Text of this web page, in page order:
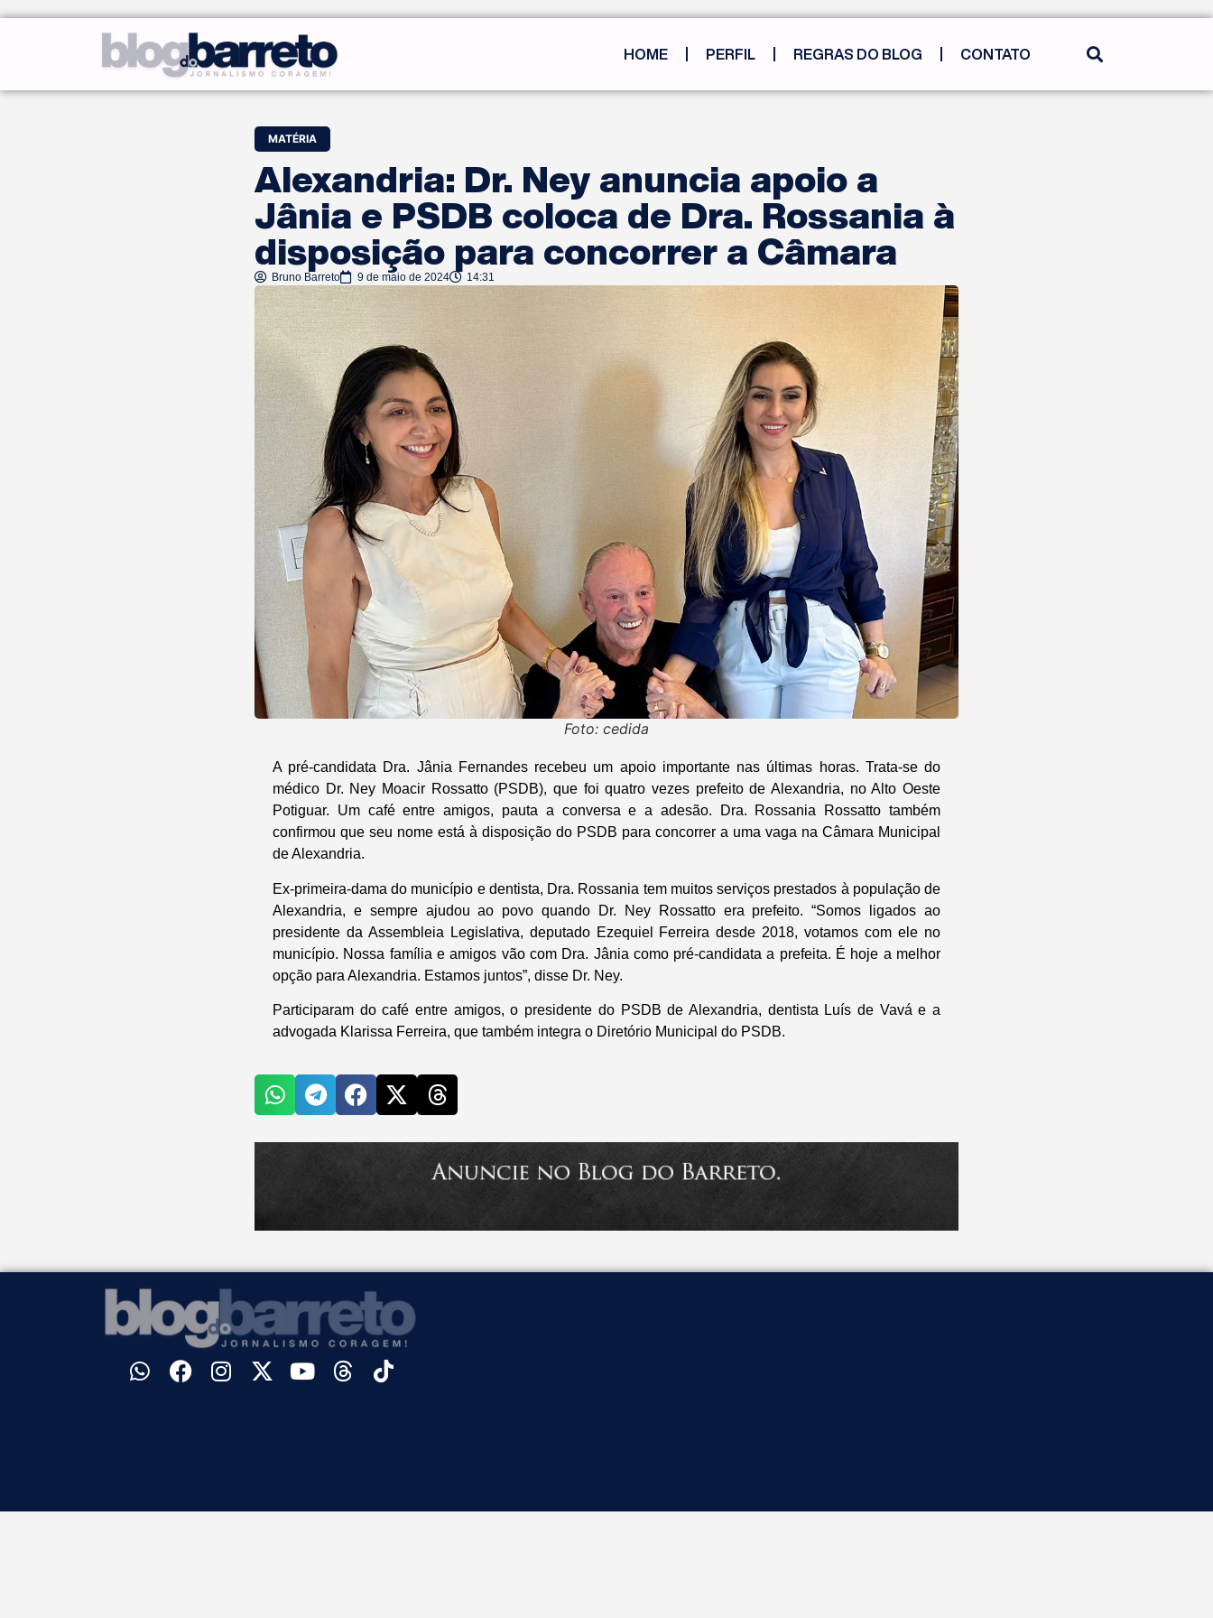
HOME PERFIL REGRAS DO BLOG CONTATO
MATÉRIA
Alexandria: Dr. Ney anuncia apoio a
Jânia e PSDB coloca de Dra. Rossania à
disposição para concorrer a Câmara
Bruno Barreto 9 de maio de 2024 14:31
Foto: cedida
A pré-candidata Dra. Jânia Fernandes recebeu um apoio importante nas últimas horas. Trata-se do
médico Dr. Ney Moacir Rossatto (PSDB), que foi quatro vezes prefeito de Alexandria, no Alto Oeste
Potiguar. Um café entre amigos, pauta a conversa e a adesão. Dra. Rossania Rossatto também
confirmou que seu nome está à disposição do PSDB para concorrer a uma vaga na Câmara Municipal
de Alexandria.
Ex-primeira-dama do município e dentista, Dra. Rossania tem muitos serviços prestados à população de
Alexandria, e sempre ajudou ao povo quando Dr. Ney Rossatto era prefeito. “Somos ligados ao
presidente da Assembleia Legislativa, deputado Ezequiel Ferreira desde 2018, votamos com ele no
município. Nossa família e amigos vão com Dra. Jânia como pré-candidata a prefeita. É hoje a melhor
opção para Alexandria. Estamos juntos”, disse Dr. Ney.
Participaram do café entre amigos, o presidente do PSDB de Alexandria, dentista Luís de Vavá e a
advogada Klarissa Ferreira, que também integra o Diretório Municipal do PSDB.